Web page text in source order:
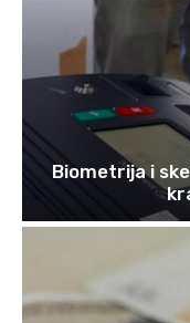
Biometrija i